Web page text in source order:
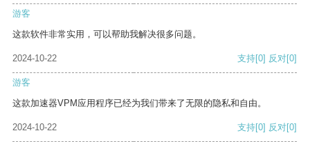
游客
这款软件非常实用，可以帮助我解决很多问题。
2024-10-22 支持[0] 反对[0]
游客
这款加速器VPM应用程序已经为我们带来了无限的隐私和自由。
2024-10-22 支持[0] 反对[0]